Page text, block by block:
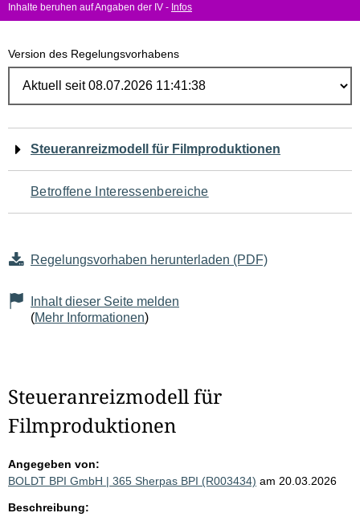
Inhalte beruhen auf Angaben der IV - Infos
Version des Regelungsvorhabens
Navigation
für
den
Seiteninhalt
Steueranreizmodell für Filmproduktionen
Betroffene Interessenbereiche
Regelungsvorhaben herunterladen (PDF)
Inhalt dieser Seite melden
(Mehr Informationen)
Steueranreizmodell für
Filmproduktionen
Angegeben von:
BOLDT BPI GmbH | 365 Sherpas BPI (R003434) am 20.03.2026
Beschreibung: